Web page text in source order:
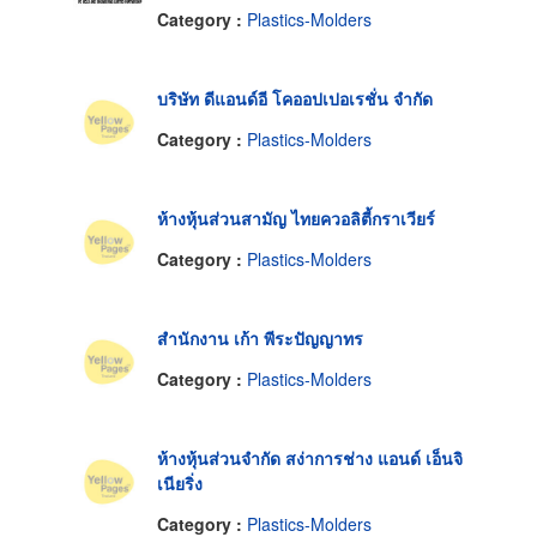
Category : Plastics-Molders
บริษัท ดีแอนด์อี โคออปเปอเรชั่น จำกัด
Category : Plastics-Molders
ห้างหุ้นส่วนสามัญ ไทยควอลิตี้กราเวียร์
Category : Plastics-Molders
สำนักงาน เก้า พีระปัญญาทร
Category : Plastics-Molders
ห้างหุ้นส่วนจำกัด สง่าการช่าง แอนด์ เอ็นจิ
เนียริ่ง
Category : Plastics-Molders